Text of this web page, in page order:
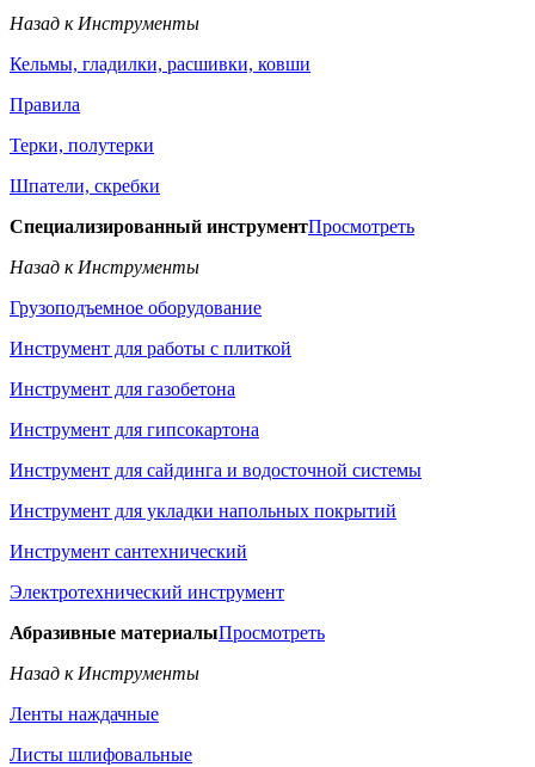
Назад к Инструменты
Кельмы, гладилки, расшивки, ковши
Правила
Терки, полутерки
Шпатели, скребки
Специализированный инструментПросмотреть
Назад к Инструменты
Грузоподъемное оборудование
Инструмент для работы с плиткой
Инструмент для газобетона
Инструмент для гипсокартона
Инструмент для сайдинга и водосточной системы
Инструмент для укладки напольных покрытий
Инструмент сантехнический
Электротехнический инструмент
Абразивные материалыПросмотреть
Назад к Инструменты
Ленты наждачные
Листы шлифовальные